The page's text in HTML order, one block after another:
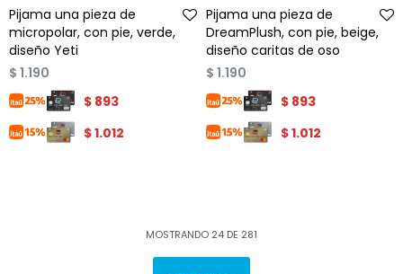
Pijama una pieza de
micropolar, con pie, verde,
diseño Yeti
$ 1.190
$ 893
$1.012
Pijama una pieza de
DreamPlush, con pie, beige,
diseño caritas de oso
$ 1.190
$ 893
$1.012
MOSTRANDO 24 DE 281